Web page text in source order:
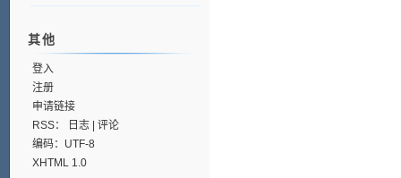
其他
登入
注册
申请链接
RSS：
日志| 评论
编码：UTF-8
XHTML 1.0